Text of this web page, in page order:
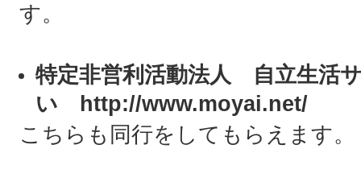
す。
特定非営利活動法人 自立生活
い http://www.moyai.net/
こちらも同行をしてもらえます。